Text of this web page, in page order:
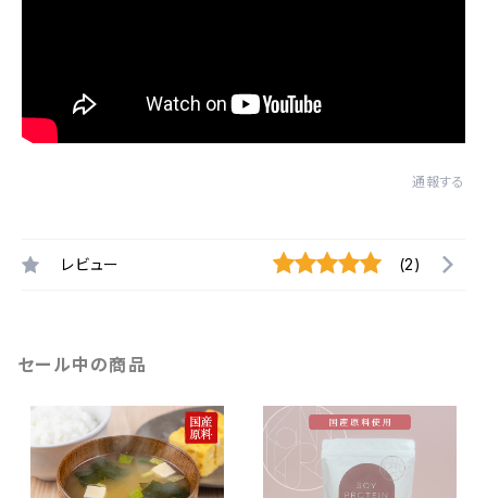
通報する
レビュー (2)
セール中の商品